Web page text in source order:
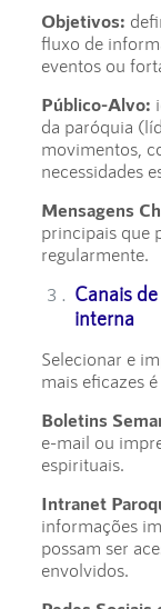
Objetivos:
fluxo de
eventos ou
Público-Alvo:
da paróquia
movimentos,
necessidades
Mensagens
principais que
regularmente.
Canais
interna
Selecionar e
mais eficazes
Boletins
e-mail ou
espirituais.
Intranet
informações
possam ser
envolvidos.